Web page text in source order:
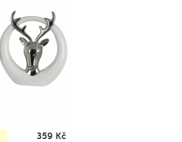
359 Kč